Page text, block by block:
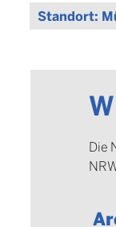
Standort:
Die